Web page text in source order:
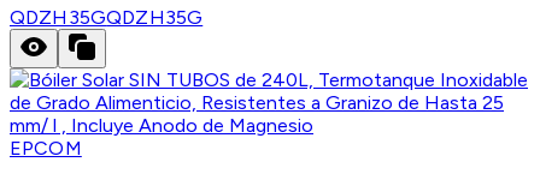
QDZH35GQDZH35G
EPCOM